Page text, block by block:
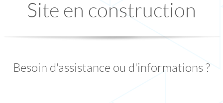
Site en construction
Besoin d'assistance ou d'informations ?